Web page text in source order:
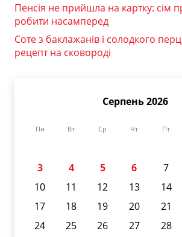
Пенсія не прийшла на картку: сім
робити насамперед
Соте з баклажанів і солодкого
рецепт на сковороді
Серпень 2026
Пн Вт Ср Чт Пт
3
4 5 6 7
10
11 12 13 14
17
18 19 20 21
24
25 26 27 28